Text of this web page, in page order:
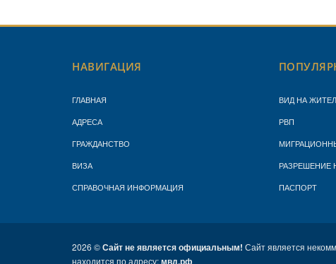
НАВИГАЦИЯ
ГЛАВНАЯ
АДРЕСА
ГРАЖДАНСТВО
ВИЗА
СПРАВОЧНАЯ ИНФОРМАЦИЯ
ВИД НА
РВП
РАЗРЕШЕНИЕ
ПАСПОРТ
2026 ©Сайт не является официальным! Сайт является
находится по адресу:мвд.рф